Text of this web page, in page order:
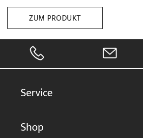
ZUM PRODUKT
Service
Shop